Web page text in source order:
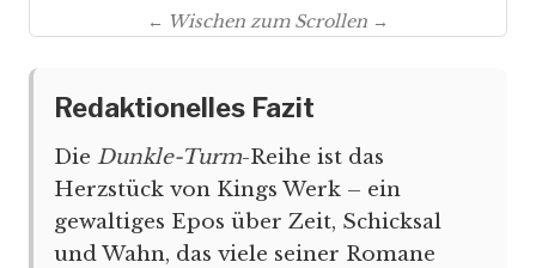
← Wischen zum Scrollen →
Redaktionelles Fazit
Die Dunkle-Turm-Reihe ist das
Herzstück von Kings Werk – ein
gewaltiges Epos über Zeit, Schicksal
und Wahn, das viele seiner Romane